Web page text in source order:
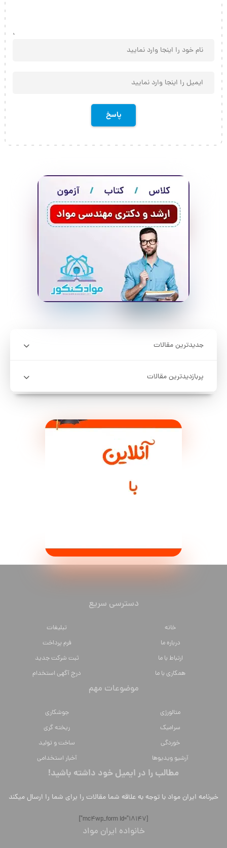
جدیدترین مقالات
پربازدیدترین مقالات
دسترسی سریع
خانه
تبلیغات
درباره ما
فرم پرداخت
ارتباط با ما
ثبت شرکت جدید
همکاری با ما
درج آگهی استخدام
موضوعات مهم
متالورژي
جوشکاری
سراميك
ریخته گری
خوردگی
ساخت و تولید
آرشیو ویدیوها
آخبار استخدامی
مطالب را در ایمیل خود داشته باشید!
خبرنامه ایران مواد با توجه به علاقه شما مقالات را برای شما را ارسال میکند
[mc4wp_form id="18147"]
خانواده ایران مواد